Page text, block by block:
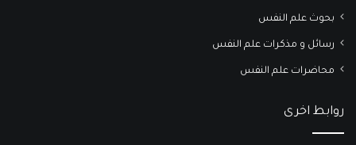
بحوث علم النفس
رسائل و مذكرات علم النفس
محاضرات علم النفس
روابط اخرى